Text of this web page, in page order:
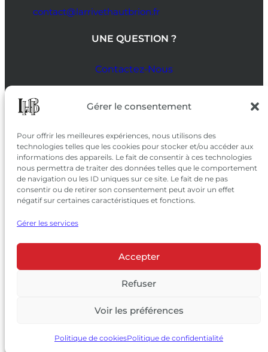
Gérer le consentement
Pour offrir les meilleures expériences, nous utilisons des
technologies telles que les cookies pour stocker et/ou accéder aux
informations des appareils. Le fait de consentir à ces technologies
nous permettra de traiter des données telles que le comportement
de navigation ou les ID uniques sur ce site. Le fait de ne pas
consentir ou de retirer son consentement peut avoir un effet
négatif sur certaines caractéristiques et fonctions.
Gérer les services
Accepter
Refuser
Voir les préférences
Politique de cookiesPolitique de confidentialité
contact@larrivethautbrion.fr
UNE QUESTION ?
Contactez-Nous
SUIVEZ-NOUS
SUR LES RÉSEAUX
© 2026 Château Larrivet Haut-Brion |
Mentions légales|Politique de confidentialité
|CGV
L’ABUS D’ALCOOL EST DANGEREUX POUR LA SANTÉ, À